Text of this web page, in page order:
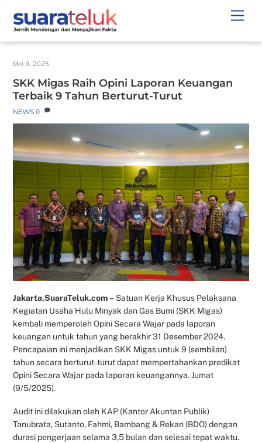
content
Mei 9, 2025
SKK Migas Raih Opini Laporan Keuangan
Terbaik 9 Tahun Berturut-Turut
NEWS 0
Jakarta,SuaraTeluk.com – Satuan Kerja Khusus Pelaksana
Kegiatan Usaha Hulu Minyak dan Gas Bumi (SKK Migas)
kembali memperoleh Opini Secara Wajar pada laporan
keuangan untuk tahun yang berakhir 31 Desember 2024.
Pencapaian ini menjadikan SKK Migas untuk 9 (sembilan)
tahun secara berturut-turut dapat mempertahankan predikat
Opini Secara Wajar pada laporan keuangannya. Jumat
(9/5/2025).
Audit ini dilakukan oleh KAP (Kantor Akuntan Publik)
Tanubrata, Sutanto, Fahmi, Bambang & Rekan (BDO) dengan
durasi pengerjaan selama 3,5 bulan dan selesai tepat waktu.